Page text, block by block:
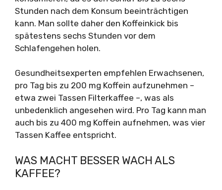
Stunden nach dem Konsum beeinträchtigen
kann. Man sollte daher den Koffeinkick bis
spätestens sechs Stunden vor dem
Schlafengehen holen.
Gesundheitsexperten empfehlen Erwachsenen,
pro Tag bis zu 200 mg Koffein aufzunehmen –
etwa zwei Tassen Filterkaffee –, was als
unbedenklich angesehen wird. Pro Tag kann man
auch bis zu 400 mg Koffein aufnehmen, was vier
Tassen Kaffee entspricht.
WAS MACHT BESSER WACH ALS
KAFFEE?